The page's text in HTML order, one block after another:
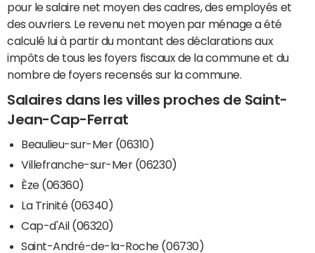
pour le salaire net moyen des cadres, des employés et
des ouvriers. Le revenu net moyen par ménage a été
calculé lui à partir du montant des déclarations aux
impôts de tous les foyers fiscaux de la commune et du
nombre de foyers recensés sur la commune.
Salaires dans les villes proches de Saint-
Jean-Cap-Ferrat
Beaulieu-sur-Mer (06310)
Villefranche-sur-Mer (06230)
Èze (06360)
La Trinité (06340)
Cap-d'Ail (06320)
Saint-André-de-la-Roche (06730)